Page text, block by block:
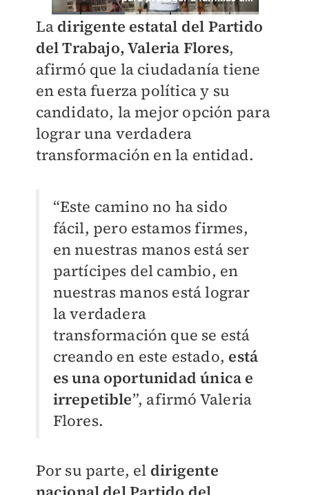
La dirigente estatal del Partido
del Trabajo, Valeria Flores,
afirmó que la ciudadanía tiene
en esta fuerza política y su
candidato, la mejor opción para
lograr una verdadera
transformación en la entidad.
“Este camino no ha sido
fácil, pero estamos firmes,
en nuestras manos está ser
partícipes del cambio, en
nuestras manos está lograr
la verdadera
transformación que se está
creando en este estado, está
es una oportunidad única e
irrepetible”, afirmó Valeria
Flores.
Por su parte, el dirigente